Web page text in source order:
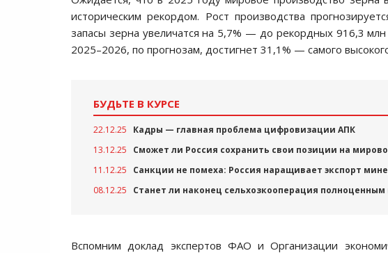
историческим рекордом. Рост производства
запасы зерна увеличатся на 5,7% — до рекордных 916,3
2025–2026, по прогнозам, достигнет 31,1% — самого
БУДЬТЕ В КУРСЕ
22.12.25
Кадры — главная проблема цифровизации АПК
13.12.25
Сможет ли Россия сохранить свои позиции на
11.12.25
Санкции не помеха: Россия наращивает экспорт
08.12.25
Станет ли наконец сельхозкооперация полноценным
Вспомним доклад экспертов ФАО и Организации